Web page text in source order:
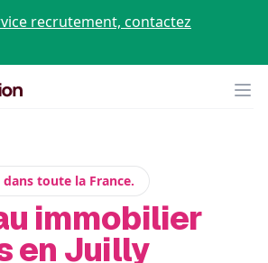
recrutement, contactez
toute la France.
immobilier
en Juilly